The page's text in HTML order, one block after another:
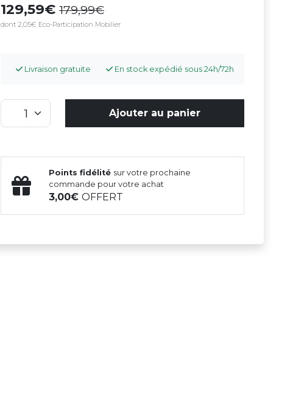
129,59 179,99
dont 2,05€ Eco-Participation Mobilier
Livraison gratuite En stock expédié sous 24h/72h
Ajouter au panier
Points fidélité sur votre prochaine
commande pour votre achat
3,00OFFERT